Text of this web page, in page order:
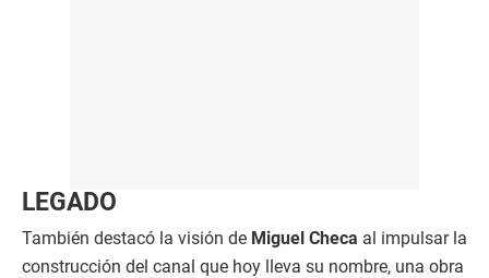
LEGADO
También destacó la visión de Miguel Checa al impulsar la
construcción del canal que hoy lleva su nombre, una obra